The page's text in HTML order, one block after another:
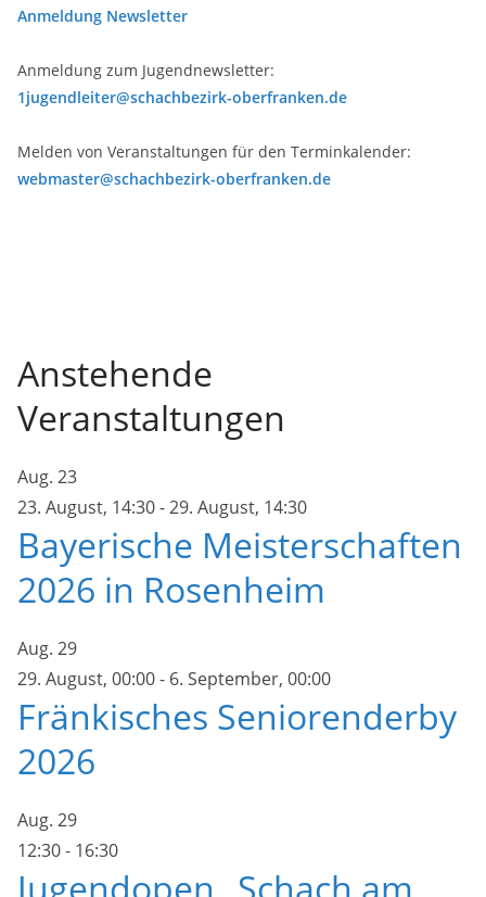
Anmeldung Newsletter
Anmeldung zum Jugendnewsletter:
1jugendleiter@schachbezirk-oberfranken.de
Melden von Veranstaltungen für den Terminkalender:
webmaster@schachbezirk-oberfranken.de
Anstehende
Veranstaltungen
Aug. 23
23. August, 14:30-29. August, 14:30
Bayerische Meisterschaften
2026 in Rosenheim
Aug. 29
29. August, 00:00- 6. September, 00:00
Fränkisches Seniorenderby
2026
Aug. 29
12:30- 16:30